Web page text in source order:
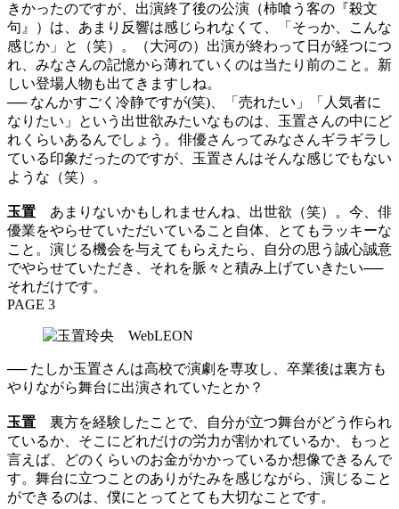
きかったのですが、出演終了後の公演（柿喰う客の『殺文
句』）は、あまり反響は感じられなくて、「そっか、こんな
感じか」と（笑）。（大河の）出演が終わって日が経つにつ
れ、みなさんの記憶から薄れていくのは当たり前のこと。新
しい登場人物も出てきますしね。
── なんかすごく冷静ですが(笑)、「売れたい」「人気者に
なりたい」という出世欲みたいなものは、玉置さんの中にど
れくらいあるんでしょう。俳優さんってみなさんギラギラし
ている印象だったのですが、玉置さんはそんな感じでもない
ような（笑）。
玉置 あまりないかもしれませんね、出世欲（笑）。今、俳
優業をやらせていただいていること自体、とてもラッキーな
こと。演じる機会を与えてもらえたら、自分の思う誠心誠意
でやらせていただき、それを脈々と積み上げていきたい──
それだけです。
PAGE 3
── たしか玉置さんは高校で演劇を専攻し、卒業後は裏方も
やりながら舞台に出演されていたとか？
玉置 裏方を経験したことで、自分が立つ舞台がどう作られ
ているか、そこにどれだけの労力が割かれているか、もっと
言えば、どのくらいのお金がかかっているか想像できるんで
す。舞台に立つことのありがたみを感じながら、演じること
ができるのは、僕にとってとても大切なことです。